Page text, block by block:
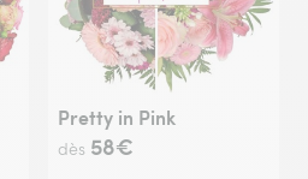
Pretty in Pink
dès 58€